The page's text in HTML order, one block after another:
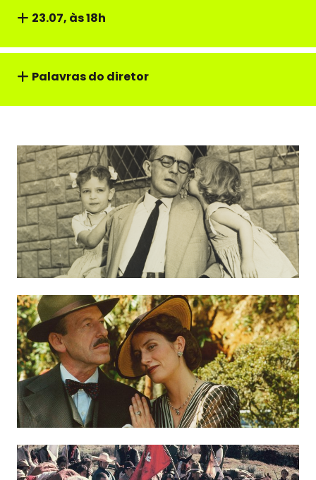
23.07, às 18h
Palavras do diretor